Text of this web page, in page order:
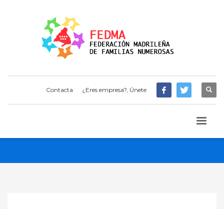
Contacta ¿Eres empresa?, Únete